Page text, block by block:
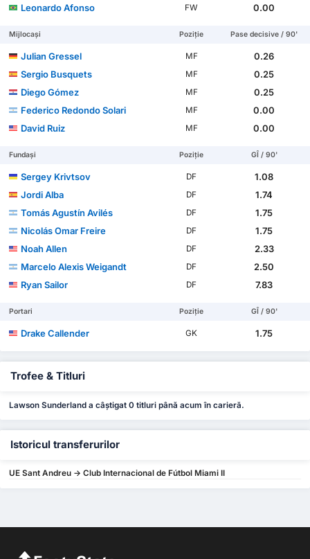
Leonardo Afonso
FW 0.00
Mijlocași Poziție Pase decisive / 90'
Julian Gressel MF
0.26
Sergio Busquets
MF
0.25
Diego Gómez
MF
0.25
Federico Redondo Solari
MF
0.00
David Ruiz
MF 0.00
Fundași Poziție GÎ / 90'
Sergey Krivtsov DF
1.08
Jordi Alba
DF
1.74
Tomás Agustín Avilés
DF
1.75
Nicolás Omar Freire
DF
1.75
Noah Allen
DF
2.33
Marcelo Alexis Weigandt
DF
2.50
Ryan Sailor
DF 7.83
Portari Poziție GÎ / 90'
Drake Callender GK 1.75
Trofee & Titluri
Lawson Sunderland a câștigat 0 titluri până acum în carieră.
Istoricul transferurilor
UE Sant Andreu -> Club Internacional de Fútbol Miami II